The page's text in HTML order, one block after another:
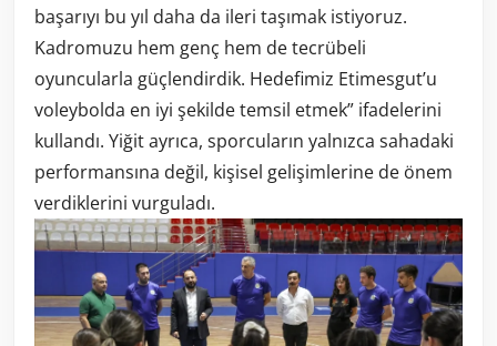
başarıyı bu yıl daha da ileri taşımak istiyoruz.
Kadromuzu hem genç hem de tecrübeli
oyuncularla güçlendirdik. Hedefimiz Etimesgut’u
voleybolda en iyi şekilde temsil etmek” ifadelerini
kullandı. Yiğit ayrıca, sporcuların yalnızca sahadaki
performansına değil, kişisel gelişimlerine de önem
verdiklerini vurguladı.